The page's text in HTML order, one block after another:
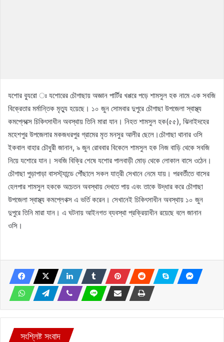
যশোর ব্যুরো ঃ যশোরের চৌগাছায় অজ্ঞান পার্টির খপ্পরে পড়ে শামসুল হক নামে এক সবজি
বিক্রেতার মর্মান্তিক মৃত্যু হয়েছে। ১০ জুন সোমবার দুপুরে চৌগাছা উপজেলা স্বাস্থ্য
কমপ্লেক্সে চিকিৎসাধীন অবস্থায় তিনি মারা যান। নিহত শামসুল হক(৫৫), ঝিনাইদহের
মহেশপুর উপজেলার মকজধরপুর গ্রামের মৃত মনসুর আলীর ছেলে।চৌগাছা থানার ওসি
ইকবাল বাহার চৌধুরী জানান, ৯ জুন রোববার বিকেলে শামসুল হক নিজ বাড়ি থেকে সবজি
নিয়ে যশোরে যান। সবজি বিক্রি শেষে যশোর পালবাড়ী মোড় থেকে লোকাল বাসে ওঠেন।
চৌগাছা পুড়াপাড়া বাসস্ট্যান্ডে পৌঁছালে সকল যাত্রী সেখানে নেমে যায়। পরবর্তীতে বাসের
হেলপার শামসুল হককে অচেতন অবস্থায় দেখতে পায় এবং তাকে উদ্ধার করে চৌগাছা
উপজেলা স্বাস্থ্য কমপ্লেণক্স এ ভর্তি করেন। সেখানেই চিকিৎসাধীন অবস্থায় ১০ জুন
দুপুরে তিনি মারা যান। এ ঘটনায় আইনগত ব্যবস্থা প্রক্রিয়াধীন রয়েছে বলে জানান
ওসি।
সংশ্লিষ্ট সংবাদ